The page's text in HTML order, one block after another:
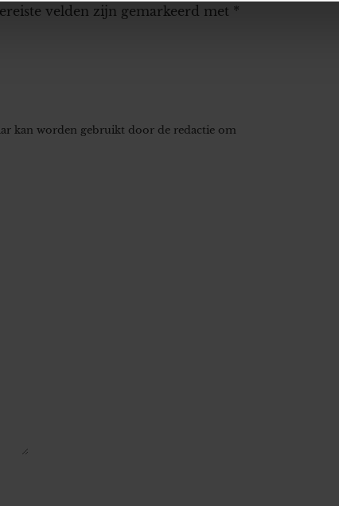
om content en advertenties te personaliseren, om
Ook delen we informatie over uw gebruik van
analyse. Deze partners kunnen deze gegevens
verzameld op basis van uw gebruik van hun
velden zijn gemarkeerd met *
kan worden gebruikt door de redactie om